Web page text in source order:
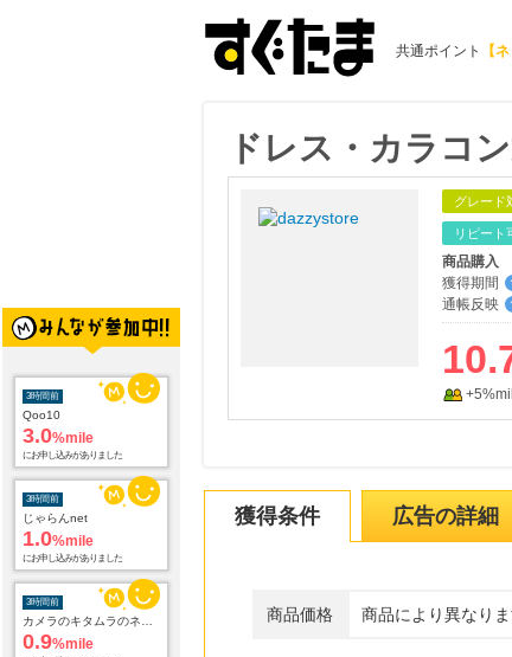
共通ポイント 【
3時間前
Qoo10
3.0%mile
にお申し込みがありました
3時間前
じゃらんnet
1.0%mile
にお申し込みがありました
3時間前
0.9%mile
ドレス・カラコ
グレード
リピート
商品購入
獲得期間
通帳反映
獲得条件 広告の詳細
商品価格 商品により異なりま